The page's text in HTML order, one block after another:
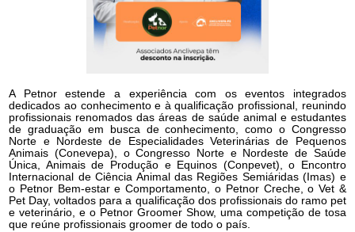
A Petnor estende a experiência com os eventos integrados
dedicados ao conhecimento e à qualificação profissional, reunindo
profissionais renomados das áreas de saúde animal e estudantes
de graduação em busca de conhecimento, como o Congresso
Norte e Nordeste de Especialidades Veterinárias de Pequenos
Animais (Conevepa), o Congresso Norte e Nordeste de Saúde
Única, Animais de Produção e Equinos (Conpevet), o Encontro
Internacional de Ciência Animal das Regiões Semiáridas (Imas) e
o Petnor Bem-estar e Comportamento, o Petnor Creche, o Vet &
Pet Day, voltados para a qualificação dos profissionais do ramo pet
e veterinário, e o Petnor Groomer Show, uma competição de tosa
que reúne profissionais groomer de todo o país.